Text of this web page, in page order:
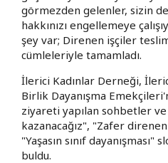
görmezden gelenler, sizin
hakkınızı engellemeye
şey var; Direnen işçiler
cümleleriyle tamamladı.
İlerici Kadınlar Derneği,
Birlik Dayanışma
ziyareti yapılan sohbetler
kazanacağız", "Zafer
"Yaşasın sınıf dayanışması"
buldu.